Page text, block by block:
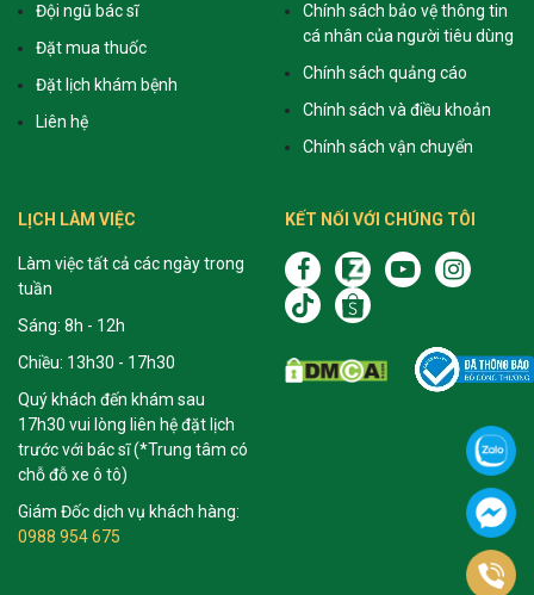
Đội ngũ bác sĩ
Đặt mua thuốc
Đặt lịch khám bệnh
Liên hệ
Chính sách bảo vệ thông tin
cá nhân của người tiêu dùng
Chính sách quảng cáo
Chính sách và điều khoản
Chính sách vận chuyển
LỊCH LÀM VIỆC
Làm việc tất cả các ngày trong
tuần
Sáng: 8h - 12h
Chiều: 13h30 - 17h30
Quý khách đến khám sau
17h30 vui lòng liên hệ đặt lịch
trước với bác sĩ (*Trung tâm có
chỗ đỗ xe ô tô)
Giám Đốc dịch vụ khách hàng:
0988 954 675
KẾT NỐI VỚI CHÚNG TÔI